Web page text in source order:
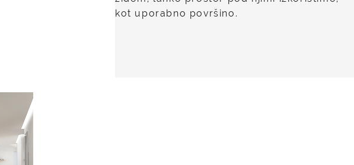
kot uporabno površino.